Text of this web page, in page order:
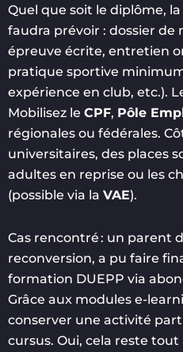
Quel que soit le diplôme,
faudra prévoir : dossier de
épreuve écrite, entretien
pratique sportive
expérience en club, etc.).
Mobilisez le CPF, Pôle
régionales ou fédérales.
universitaires, des places
adultes en reprise ou les
(possible via la VAE).
Cas rencontré : un parent
reconversion, a pu faire
formation DUEPP via
Grâce aux modules e-
conserver une activité
cursus. Oui, cela reste